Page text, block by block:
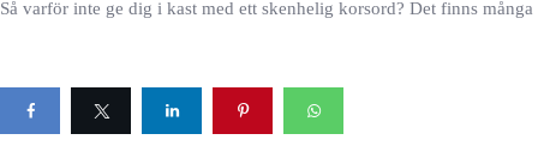
Så varför inte ge dig i kast med ett skenhelig korsord? Det finns